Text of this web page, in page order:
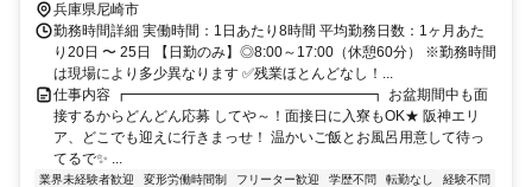
兵庫県尼崎市
勤務時間詳細 実働時間：1日あたり8時間 平均勤務日数：1ヶ月あた
り20日 〜 25日 【日勤のみ】◎8:00～17:00（休憩60分） ※勤務時間
は現場により多少異なります ✅残業ほとんどなし！...
仕事内容 ┏━━━━━━━━━━━━━━━━━┓ お盆期間中も面
接するからどんどん応募 してや～！面接日に入寮もOK★ 阪神エリ
ア、どこでも迎えに行きまっせ！ 温かいご飯とお風呂用意して待っ
てるで✨ ...
業界未経験者歓迎 変形労働時間制 フリーター歓迎 学歴不問 転勤なし
経験不問